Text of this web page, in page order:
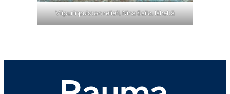
Viipurinpuiston reliefi, Nina Sailo, läheltä